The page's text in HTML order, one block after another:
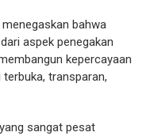
bahwa
aspek penegakan
kepercayaan
transparan,
sangat pesat